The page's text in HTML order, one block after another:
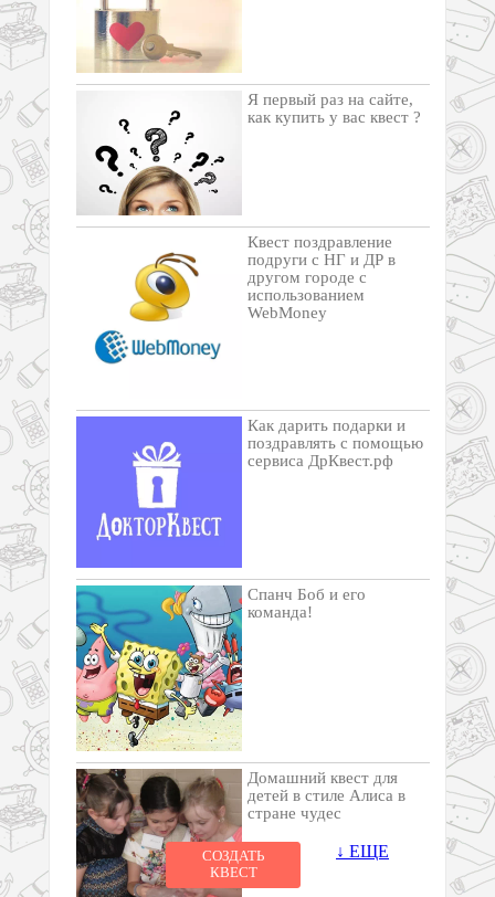
Я первый раз на сайте,
как купить у вас квест ?
Квест поздравление
подруги с НГ и ДР в
другом городе с
использованием
WebMoney
Как дарить подарки и
поздравлять с помощью
сервиса ДрКвест.рф
Спанч Боб и его
команда!
Домашний квест для
детей в стиле Алиса в
стране чудес
СОЗДАТЬ
КВЕСТ
↓ ЕЩЕ